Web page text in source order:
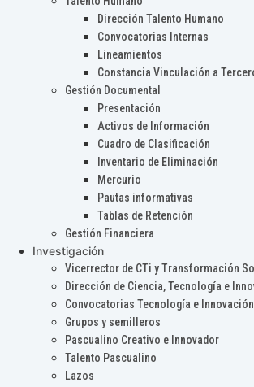
Dirección Talento Humano
Convocatorias Internas
Lineamientos
Constancia Vinculación a
Gestión Documental
Presentación
Activos de Información
Cuadro de Clasificación
Inventario de Eliminación
Mercurio
Pautas informativas
Tablas de Retención
Gestión Financiera
Investigación
Vicerrector de CTi y Transformación
Dirección de Ciencia, Tecnología e
Convocatorias Tecnología e Innovación
Grupos y semilleros
Pascualino Creativo e Innovador
Talento Pascualino
Lazos